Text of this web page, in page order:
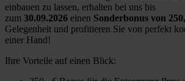
einbauen zu lassen, erhalten bei uns bis
zum 30.09.2026 einen Sonderbonus von
Gelegenheit und profitieren Sie von perfekt
einer Hand!
Ihre Vorteile auf einen Blick: